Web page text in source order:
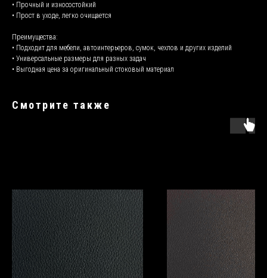
• Прочный и износостойкий
• Прост в уходе, легко очищается
Преимущества:
• Подходит для мебели, автоинтерьеров, сумок, чехлов и других изделий
• Универсальные размеры для разных задач
• Выгодная цена за оригинальный стоковый материал
Смотрите также